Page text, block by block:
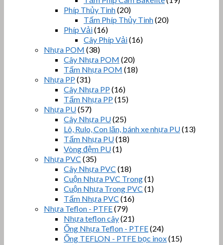
Phíp Thủy Tinh(20)
Tấm Phíp Thủy Tinh(20)
Phíp Vải(16)
Cây Phíp Vải(16)
Nhựa POM (38)
Cây Nhựa POM (20)
Tấm Nhựa POM (18)
Nhựa PP (31)
Cây Nhựa PP (16)
Tấm Nhựa PP (15)
Nhựa PU(57)
Cây Nhựa PU(25)
Lô, Rulo, Con lăn, bánh xe nhựa PU(13)
Tấm Nhựa PU(18)
Vòng đệm PU(1)
Nhựa PVC (35)
Cây Nhựa PVC (18)
Cuộn Nhựa PVC Trong(1)
Cuộn Nhựa Trong PVC (1)
Tấm Nhựa PVC (16)
Nhựa Teflon - PTFE(79)
Nhựa teflon cây(21)
Ống Nhựa Teflon - PTFE(24)
Ống TEFLON - PTFE bọc inox(15)